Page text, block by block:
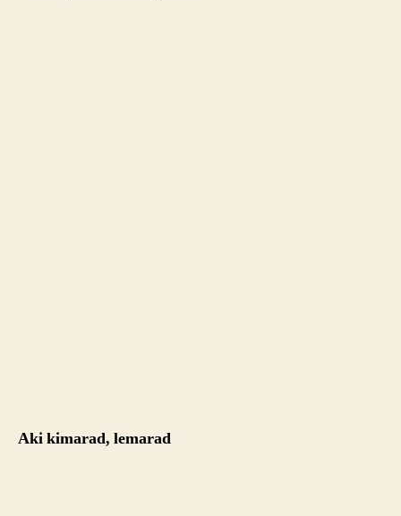
Aki kimarad, lemarad